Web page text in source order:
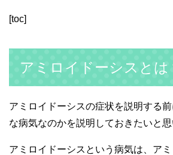
[toc]
アミロイドーシスとは
アミロイドーシスの症状を説明する
な病気なのかを説明しておきたいと思
アミロイドーシスという病気は、ア